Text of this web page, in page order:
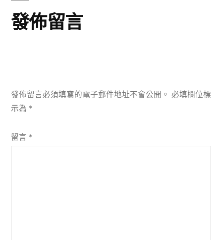
發佈留言
發佈留言必須填寫的電子郵件地址不會公開。 必填欄位標
示為 *
留言 *